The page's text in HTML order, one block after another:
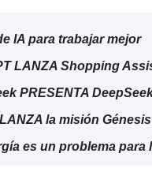
IA para trabajar mejor
LANZA Shopping
PRESENTA
la misión Génesis
es un problema para